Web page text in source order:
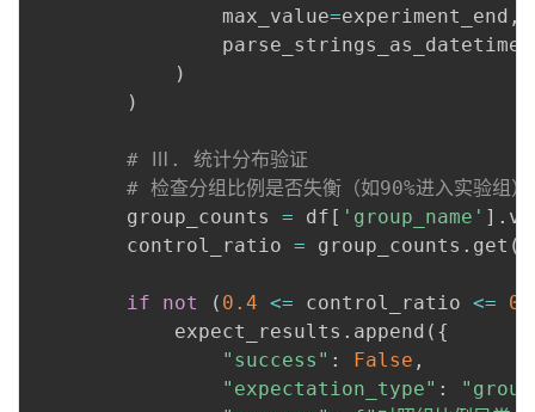
                max_value
=experiment_end ,
                parse_strings_as_datetimes
)
)
# Ⅲ. 统计分布验证
# 检查分组比例是否失衡（如90%进入实验组）
        group_counts
= df [ 'group_name' ] .
        control_ratio
= group_counts . get (
if not ( 0.4 <= control_ratio <=
            expect_results
. append ( {
"success" : False ,
"expectation_type" :